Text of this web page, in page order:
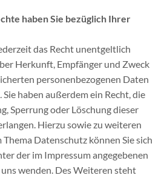
haben Sie bezüglich Ihrer
das Recht unentgeltlich
Herkunft, Empfänger und Zweck
personenbezogenen Daten
Sie haben außerdem ein Recht, die
Sperrung oder Löschung dieser
Hierzu sowie zu weiteren
Thema Datenschutz können Sie sich
der im Impressum angegebenen
uns wenden. Des Weiteren steht